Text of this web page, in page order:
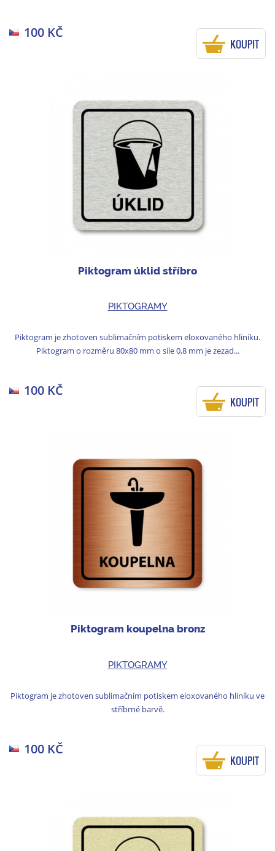
100 KČ
KOUPIT
Piktogram úklid stříbro
PIKTOGRAMY
Piktogram je zhotoven sublimačním potiskem eloxovaného hliníku.
Piktogram o rozměru 80x80 mm o síle 0,8 mm je zezad...
100 KČ
KOUPIT
Piktogram koupelna bronz
PIKTOGRAMY
Piktogram je zhotoven sublimačním potiskem eloxovaného hliníku ve
stříbrné barvě.
100 KČ
KOUPIT